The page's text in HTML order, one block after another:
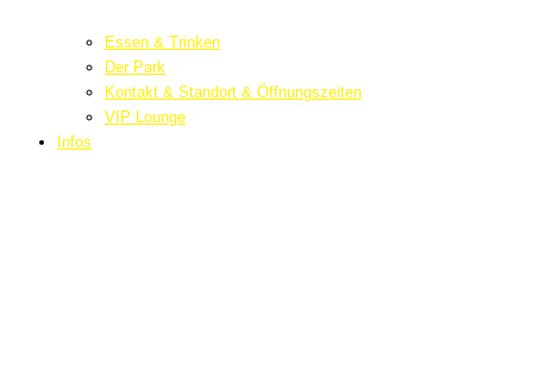
Essen & Trinken
Der Park
Kontakt & Standort & Öffnungszeiten
VIP Lounge
Infos